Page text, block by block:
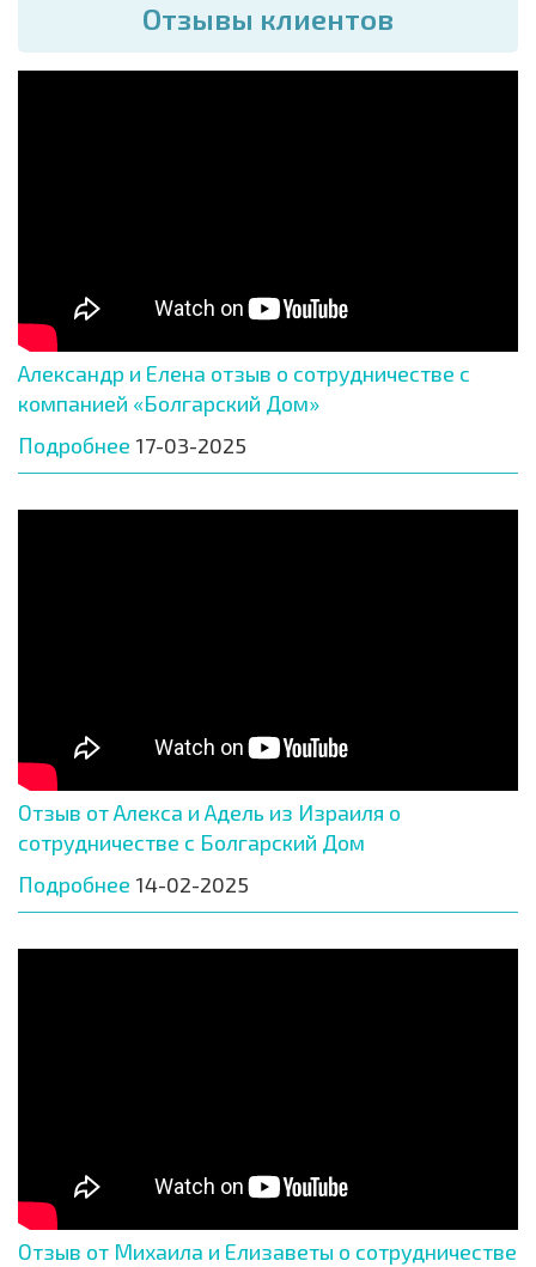
Отзывы клиентов
Александр и Елена отзыв о сотрудничестве с
компанией «Болгарский Дом»
Подробнее 17-03-2025
Отзыв от Алекса и Адель из Израиля о
сотрудничестве с Болгарский Дом
Подробнее 14-02-2025
Отзыв от Михаила и Елизаветы о сотрудничестве